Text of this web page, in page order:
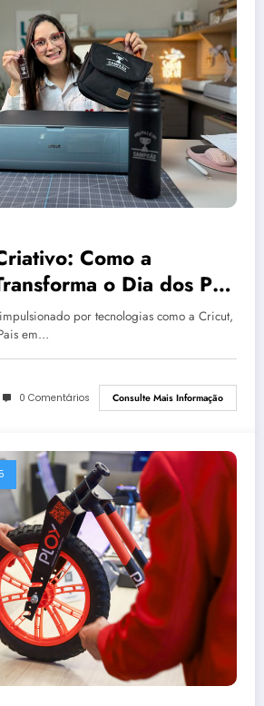
Como a
o Dia dos Pais
por tecnologias como a Cricut,
em…
0 Comentários Consulte Mais Informação